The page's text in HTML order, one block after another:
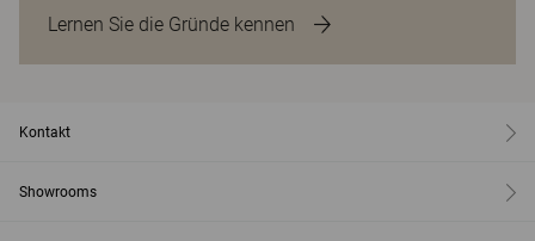
Lernen Sie die Gründe kennen
Kontakt
Showrooms